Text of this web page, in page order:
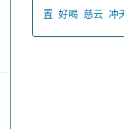
置 好喝 慈云 冲